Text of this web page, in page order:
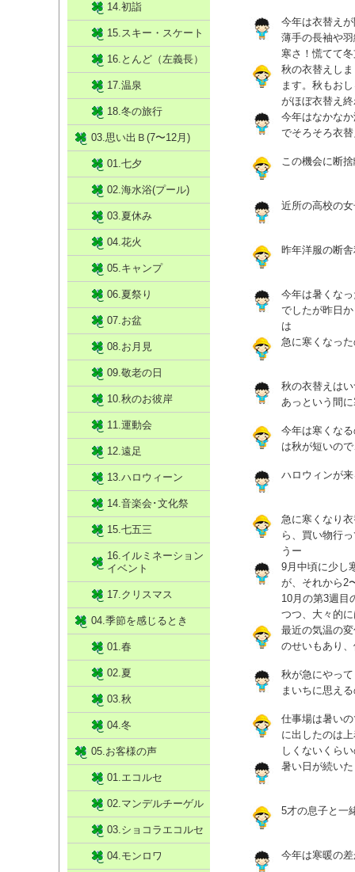
今年は衣替え
薄手の長袖や
寒さ！慌てて
秋の衣替えし
ます。秋もお
がほぼ衣替え
今年はなかな
でそろそろ衣
この機会に断
近所の高校の
昨年洋服の断
今年は暑くな
でしたが昨日
は
急に寒くなっ
秋の衣替えは
あっという間
今年は寒くな
は秋が短いの
ハロウィンが
急に寒くなり
ら、買い物行
うー
9月中頃に少し
が、それから2
10月の第3週目
つつ、大々的
最近の気温の
のせいもあり
秋が急にやっ
まいちに思え
仕事場は暑い
に出したのは
しくないくら
暑い日が続い
5才の息子と一
今年は寒暖の
14.初詣
15.スキー・スケート
16.とんど（左義長）
17.温泉
18.冬の旅行
03.思い出Ｂ(7〜12月)
01.七夕
02.海水浴(プール)
03.夏休み
04.花火
05.キャンプ
06.夏祭り
07.お盆
08.お月見
09.敬老の日
10.秋のお彼岸
11.運動会
12.遠足
13.ハロウィーン
14.音楽会･文化祭
15.七五三
16.イルミネーション
イベント
17.クリスマス
04.季節を感じるとき
01.春
02.夏
03.秋
04.冬
05.お客様の声
01.エコルセ
02.マンデルチーゲル
03.ショコラエコルセ
04.モンロワ